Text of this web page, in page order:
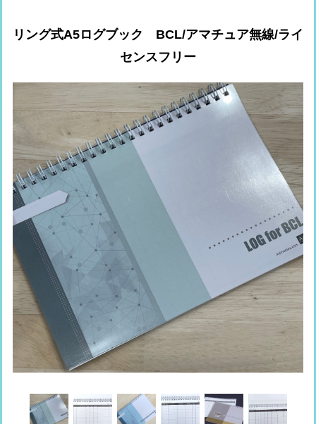
リング式A5ログブック BCL/アマチュア無線/ライ
センスフリー